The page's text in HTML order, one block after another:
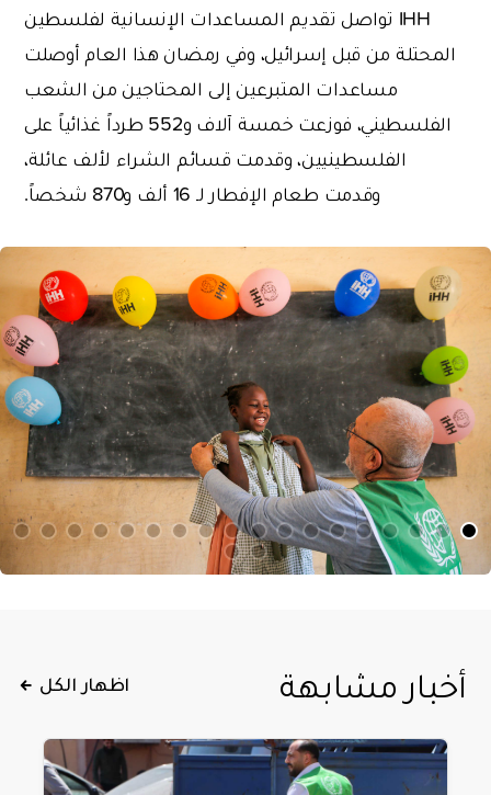
IHH تواصل تقديم المساعدات الإنسانية لفلسطين
المحتلة من قبل إسرائيل، وفي رمضان هذا العام أوصلت
مساعدات المتبرعين إلى المحتاجين من الشعب
الفلسطيني، فوزعت خمسة آلاف و552 طرداً غذائياً على
الفلسطينيين، وقدمت قسائم الشراء لألف عائلة،
وقدمت طعام الإفطار لـ 16 ألف و870 شخصاً.
أخبار مشابهة اظهار الكل